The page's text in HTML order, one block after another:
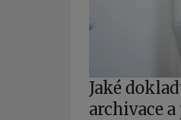
Jaké
archivace